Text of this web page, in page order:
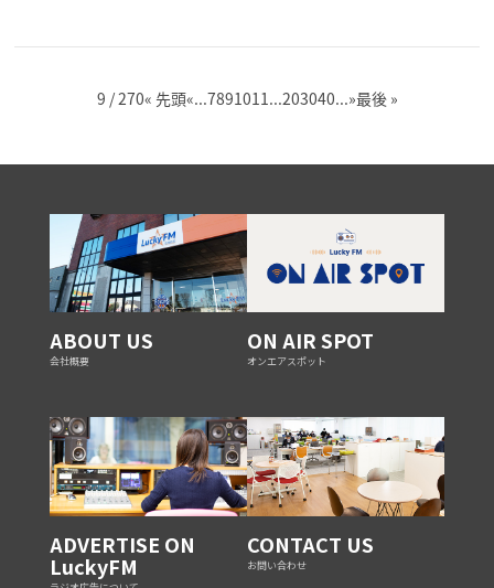
9 / 270« 先頭«...7891011...203040...»最後 »
ABOUT US
会社概要
ON AIR SPOT
オンエアスポット
ADVERTISE ON
LuckyFM
CONTACT US
お問い合わせ